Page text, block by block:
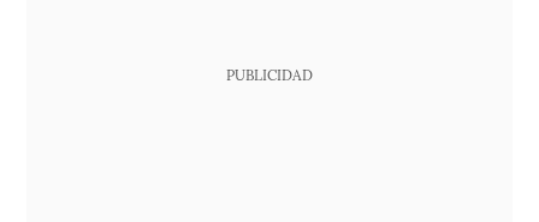
PUBLICIDAD